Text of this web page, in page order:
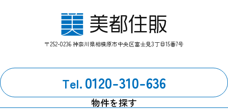
なお改定については、当サイトにおいて掲載しお知らせするものと
させていただきます。
【お問い合わせ窓口】
2024年7月1日 改定
〒252-0236 神奈川県相模原市中央区富士見3丁目15番7号
Tel. 0120-310-636
物件を探す